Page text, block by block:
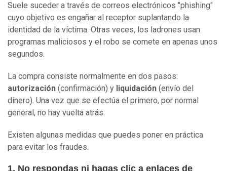
Suele suceder a través de correos electrónicos "phishing"
cuyo objetivo es engañar al receptor suplantando la
identidad de la víctima. Otras veces, los ladrones usan
programas maliciosos y el robo se comete en apenas unos
segundos.
La compra consiste normalmente en dos pasos:
autorización (confirmación) y liquidación (envío del
dinero). Una vez que se efectúa el primero, por normal
general, no hay vuelta atrás.
Existen algunas medidas que puedes poner en práctica
para evitar los fraudes.
1. No respondas ni hagas clic a enlaces de